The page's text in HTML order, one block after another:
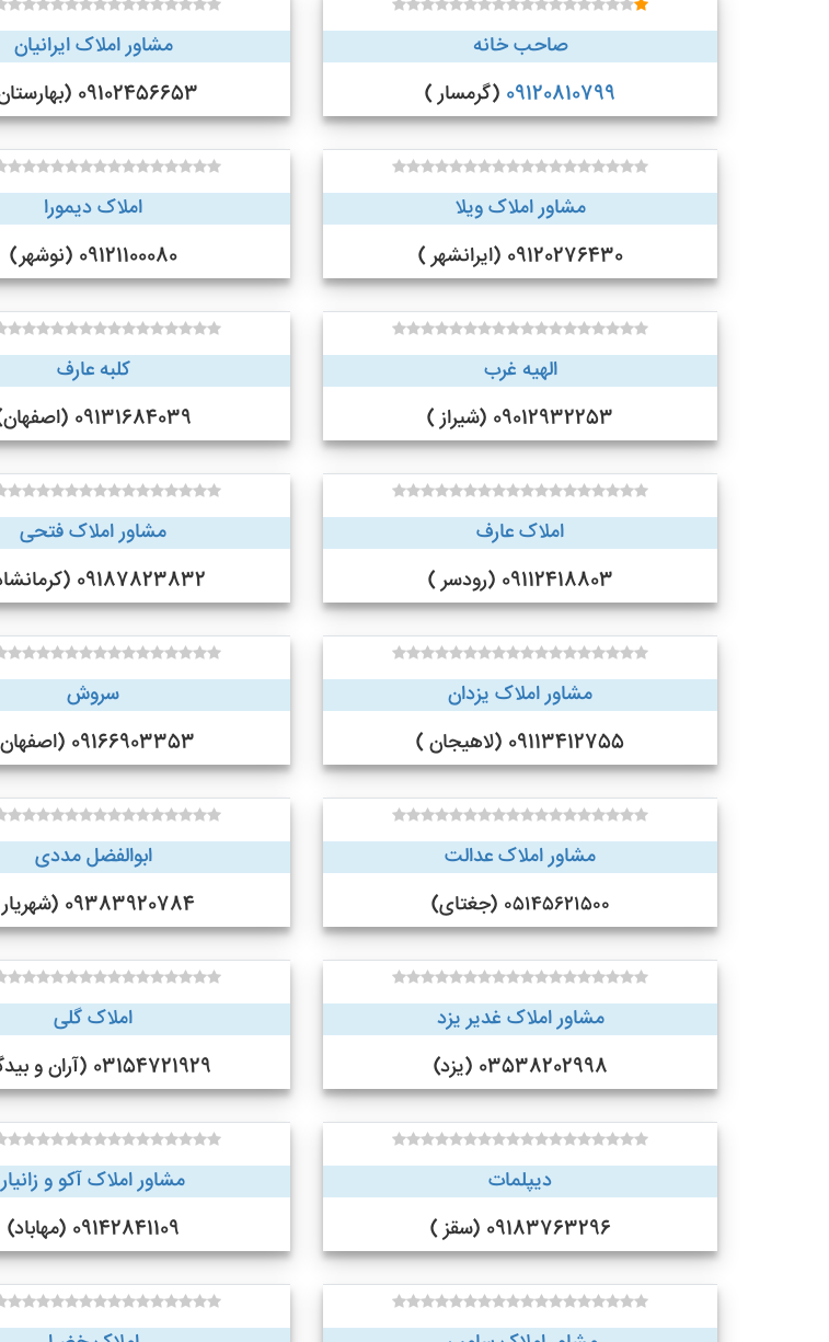
صاحب خانه
09120810799 (گرمسار )
مشاور املاک ایرانیان
09102456653 (بهارستان)
مشاور املاک ویلا
09120276430 (ایرانشهر )
املاک دیمورا
09121100080 (نوشهر)
الهیه غرب
09012932253 (شیراز )
کلبه عارف
09131684039 (اصفهان)
املاک عارف
09112418803 (رودسر )
مشاور املاک فتحی
09187823832 (کرمانشاه )
مشاور املاک یزدان
09113412755 (لاهیجان )
سروش
09166903353 (اصفهان)
مشاور املاک عدالت
۰۵۱۴۵۶۲۱۵۰۰ (جغتای)
ابوالفضل مددی
09383920784 (شهریار)
مشاور املاک غدیر یزد
03538202998 (یزد)
املاک گلی
03154721929 (آران و بیدگل)
دیپلمات
09183763296 (سقز )
مشاور املاک آکو و زانیار
09142841109 (مهاباد)